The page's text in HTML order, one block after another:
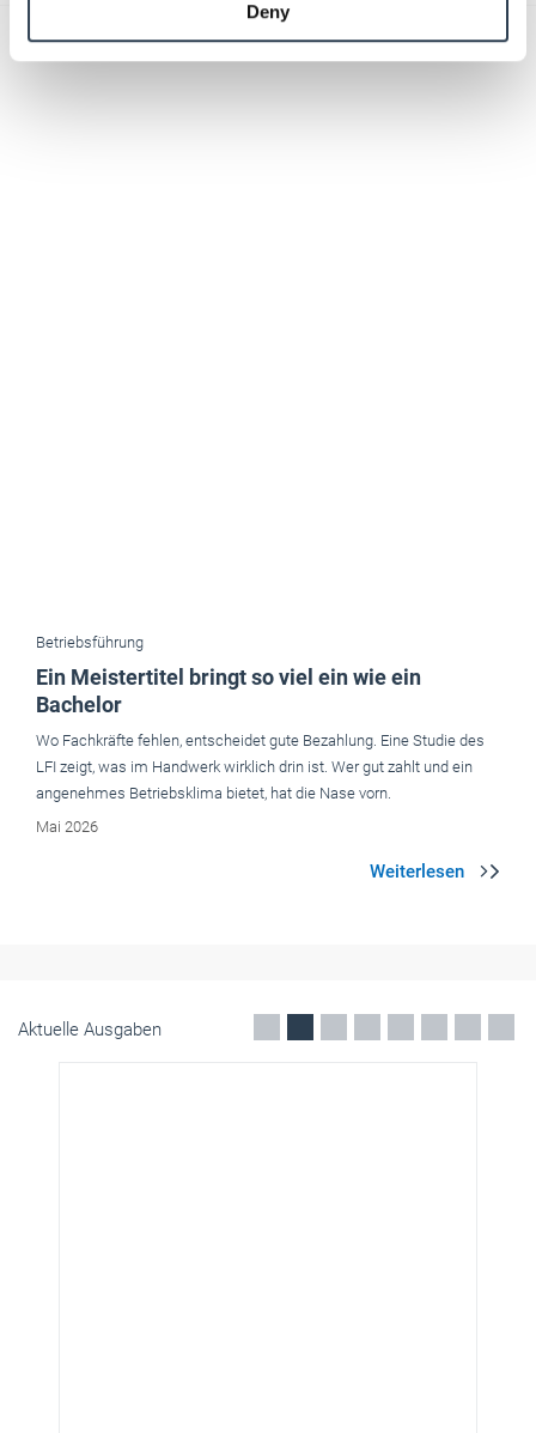
Weitere Informationen:Impressum Datenschutz
Deny
angenehmes Betriebsklima bietet, hat die Nase vorn.
Mai 2026